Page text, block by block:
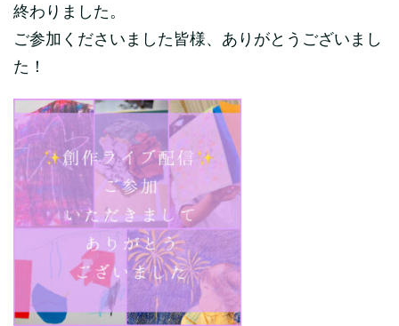
終わりました。
ご参加くださいました皆様、ありがとうございまし
た！